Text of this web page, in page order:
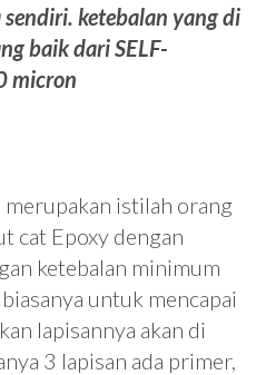
ketebalan yang di
baik dari SELF-
micron
istilah orang
cat Epoxy dengan
ketebalan minimum
untuk mencapai
lapisannya akan di
3 lapisan ada primer,